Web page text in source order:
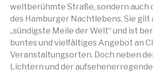
weltberühmte Straße, sondern auch
des Hamburger Nachtlebens. Sie gilt
„sündigste Meile der Welt“ und ist
buntes und vielfältiges Angebot an
Veranstaltungsorten. Doch neben
Lichtern und der